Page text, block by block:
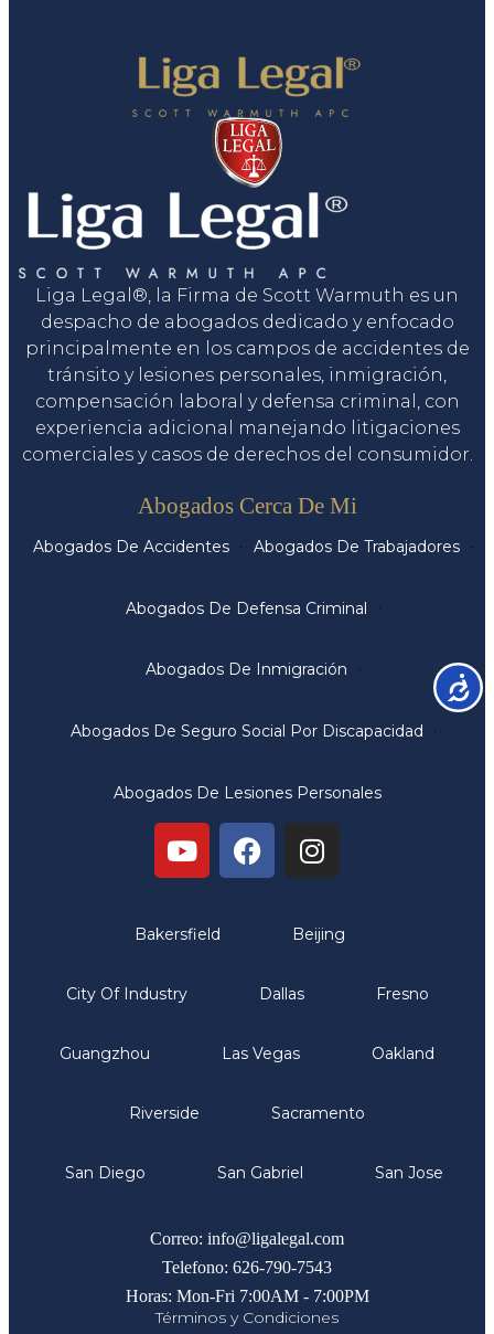
Liga Legal®, la Firma de Scott Warmuth es un
despacho de abogados dedicado y enfocado
principalmente en los campos de accidentes de
tránsito y lesiones personales, inmigración,
compensación laboral y defensa criminal, con
experiencia adicional manejando litigaciones
comerciales y casos de derechos del consumidor.
Abogados Cerca De Mi
Abogados De Accidentes Abogados De Trabajadores
Abogados De Defensa Criminal
Abogados De Inmigración
Abogados De Seguro Social Por Discapacidad
Abogados De Lesiones Personales
Bakersfield Beijing
City Of Industry Dallas Fresno
Guangzhou Las Vegas Oakland
Riverside Sacramento
San Diego San Gabriel San Jose
Correo: info@ligalegal.com
Telefono: 626-790-7543
Horas: Mon-Fri 7:00AM - 7:00PM
Términos y Condiciones